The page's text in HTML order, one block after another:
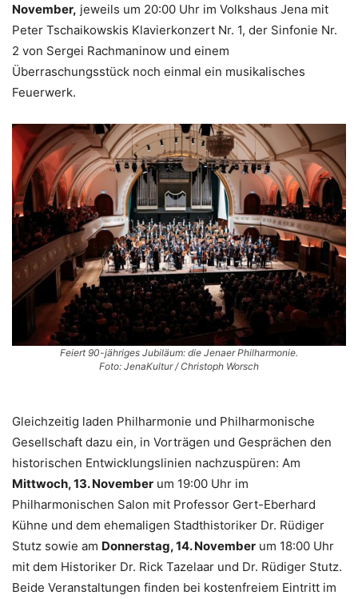
November, jeweils um 20:00 Uhr im Volkshaus Jena mit
Peter Tschaikowskis Klavierkonzert Nr. 1, der Sinfonie Nr.
2 von Sergei Rachmaninow und einem
Überraschungsstück noch einmal ein musikalisches
Feuerwerk.
Feiert 90-jähriges Jubiläum: die Jenaer Philharmonie.
Foto: JenaKultur / Christoph Worsch
Gleichzeitig laden Philharmonie und Philharmonische
Gesellschaft dazu ein, in Vorträgen und Gesprächen den
historischen Entwicklungslinien nachzuspüren: Am
Mittwoch, 13. November um 19:00 Uhr im
Philharmonischen Salon mit Professor Gert-Eberhard
Kühne und dem ehemaligen Stadthistoriker Dr. Rüdiger
Stutz sowie am Donnerstag, 14. November um 18:00 Uhr
mit dem Historiker Dr. Rick Tazelaar und Dr. Rüdiger Stutz.
Beide Veranstaltungen finden bei kostenfreiem Eintritt im